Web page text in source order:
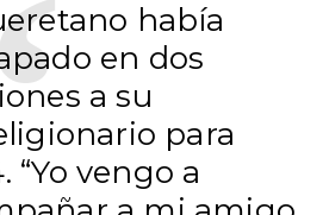
había
en dos
a su
para
“Yo vengo a